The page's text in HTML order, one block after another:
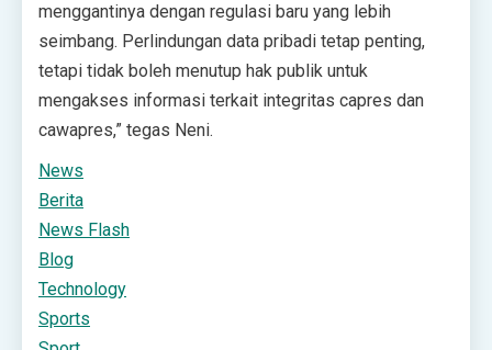
menggantinya dengan regulasi baru yang lebih
seimbang. Perlindungan data pribadi tetap penting,
tetapi tidak boleh menutup hak publik untuk
mengakses informasi terkait integritas capres dan
cawapres,” tegas Neni.
News
Berita
News Flash
Blog
Technology
Sports